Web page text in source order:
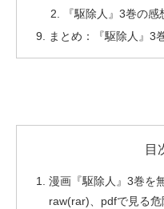
『駆除人』3巻の感
まとめ：『駆除人』3
目
漫画『駆除人』3巻を
raw(rar)、pdfで見る危